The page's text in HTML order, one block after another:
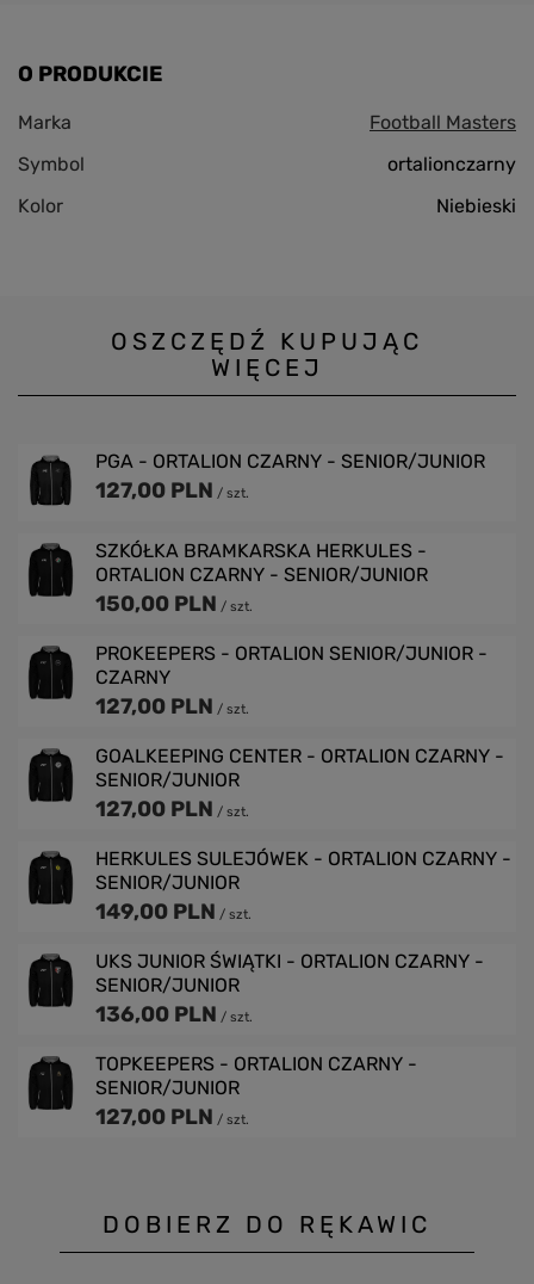
O PRODUKCIE
Marka
Football Masters
Symbol
ortalionczarny
Kolor
Niebieski
OSZCZĘDŹ KUPUJĄC
WIĘCEJ
PGA - ORTALION CZARNY - SENIOR/JUNIOR
127,00 PLN / szt.
SZKÓŁKA BRAMKARSKA HERKULES -
ORTALION CZARNY - SENIOR/JUNIOR
150,00 PLN / szt.
PROKEEPERS - ORTALION SENIOR/JUNIOR -
CZARNY
127,00 PLN / szt.
GOALKEEPING CENTER - ORTALION CZARNY -
SENIOR/JUNIOR
127,00 PLN / szt.
HERKULES SULEJÓWEK - ORTALION CZARNY -
SENIOR/JUNIOR
149,00 PLN / szt.
UKS JUNIOR ŚWIĄTKI - ORTALION CZARNY -
SENIOR/JUNIOR
136,00 PLN / szt.
TOPKEEPERS - ORTALION CZARNY -
SENIOR/JUNIOR
127,00 PLN / szt.
DOBIERZ DO RĘKAWIC